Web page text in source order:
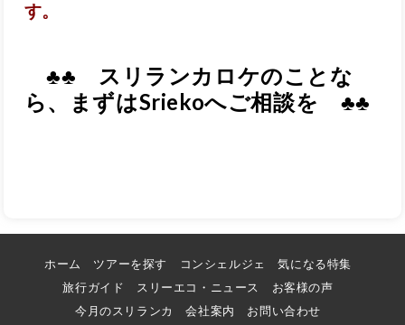
す。
♣♣ スリランカロケのことな
ら、まずはSriekoへご相談を ♣♣
ホーム ツアーを探す コンシェルジェ
気になる特集
旅行ガイド
スリーエコ・ニュース
お客様の声
今月のスリランカ
会社案内
お問い合わせ